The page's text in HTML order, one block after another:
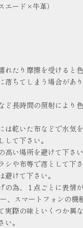
エード×牛革）
れたり摩擦を受けると
落ちてしまう場合があ
ど長時間の照射により
は乾いた布などで水気
して下さい。
高い場所を避けて下さい
シや布等で落として下さ
避けて下さい。
の為、１点ごとに表情が
、スマートフォンの機
実際の味といくつか異
。